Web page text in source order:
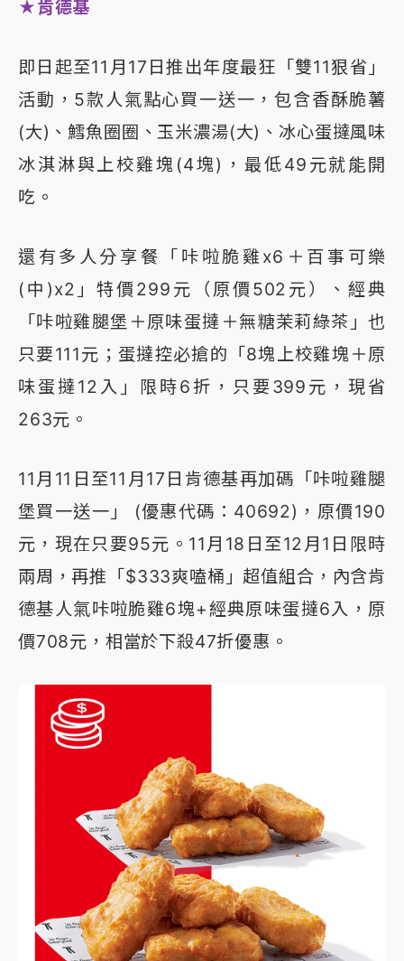
★肯德基
即日起至11月17日推出年度最狂「雙11狠省」
活動，5款人氣點心買一送一，包含香酥脆薯
(大)、鱈魚圈圈、玉米濃湯(大)、冰心蛋撻風味
冰淇淋與上校雞塊(4塊)，最低49元就能開
吃。
還有多人分享餐「咔啦脆雞x6＋百事可樂
(中)x2」特價299元（原價502元）、經典
「咔啦雞腿堡＋原味蛋撻＋無糖茉莉綠茶」也
只要111元；蛋撻控必搶的「8塊上校雞塊＋原
味蛋撻12入」限時6折，只要399元，現省
263元。
11月11日至11月17日肯德基再加碼「咔啦雞腿
堡買一送一」 (優惠代碼：40692)，原價190
元，現在只要95元。11月18日至12月1日限時
兩周，再推「$333爽嗑桶」超值組合，內含肯
德基人氣咔啦脆雞6塊+經典原味蛋撻6入，原
價708元，相當於下殺47折優惠。